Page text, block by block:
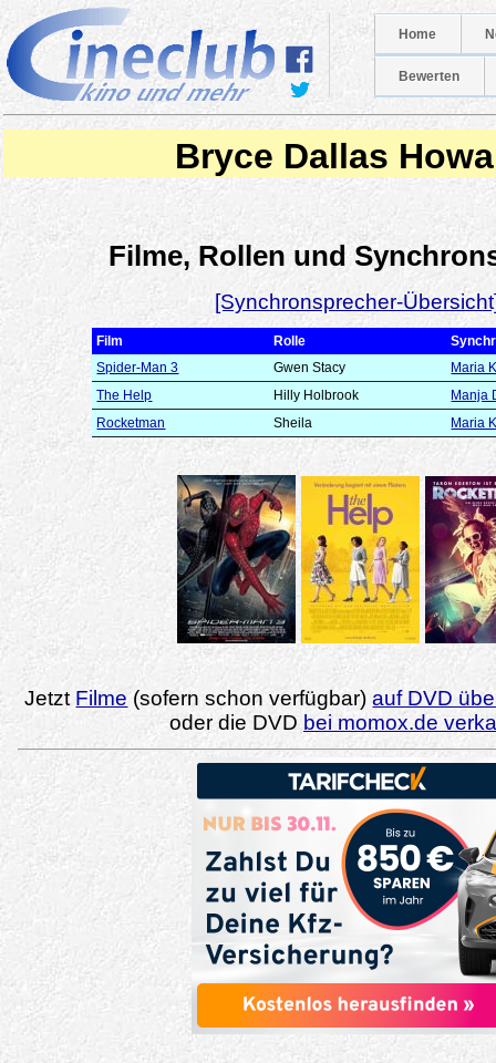
Home
Bewerten
Bryce Dallas
Filme, Rollen und
[Synchronsprecher-
Film Rolle
Spider-Man 3
Gwen Stacy
Maria
The Help
Hilly Holbrook
Manja
Rocketman
Sheila Maria
Jetzt Filme (sofern schon verfügbar)auf DVD
oder die DVD bei momox.de